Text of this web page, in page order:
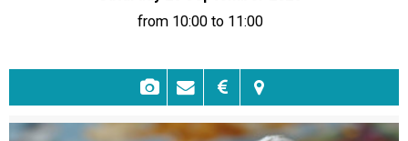
from 10:00 to 11:00